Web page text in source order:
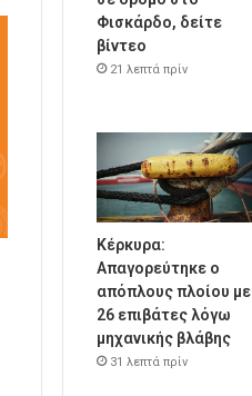
Φισκάρδο, δείτε
βίντεο
21 λεπτά πρίν
Κέρκυρα:
Απαγορεύτηκε ο
απόπλους πλοίου με
26 επιβάτες λόγω
μηχανικής βλάβης
31 λεπτά πρίν